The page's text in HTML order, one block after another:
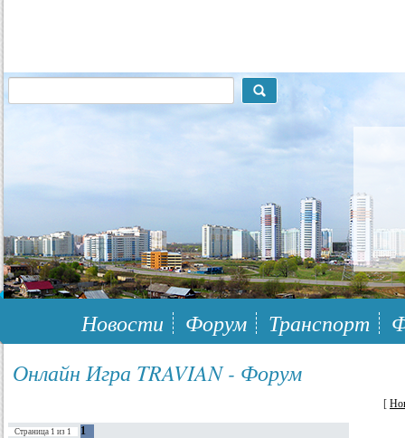
117148, г.Москва, ЮЗАО, муниципальный район Южное Бутово
Новости Форум Транспорт
Онлайн Игра TRAVIAN - Форум
[
Страница 1 из 1 1